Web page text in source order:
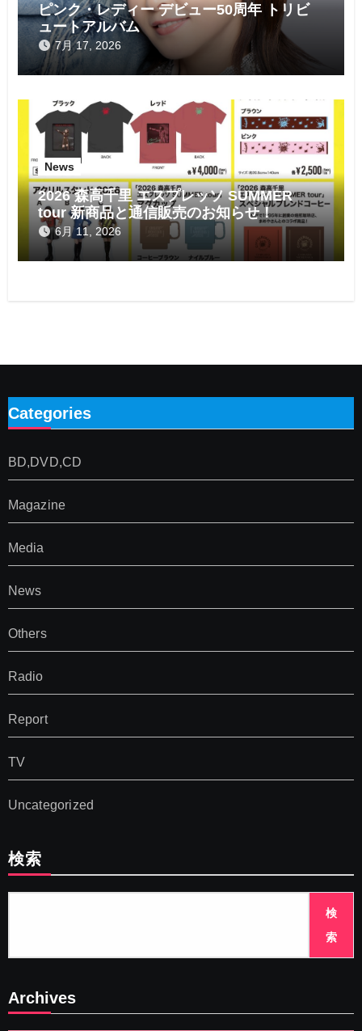
ピンク・レディー デビュー50周年 トリビ
ュートアルバム
7月 17, 2026
News
2026 森高千里 エスプレッソ SUMMER
tour 新商品と通信販売のお知らせ！
6月 11, 2026
Categories
BD,DVD,CD
Magazine
Media
News
Others
Radio
Report
TV
Uncategorized
検索
検
索
Archives